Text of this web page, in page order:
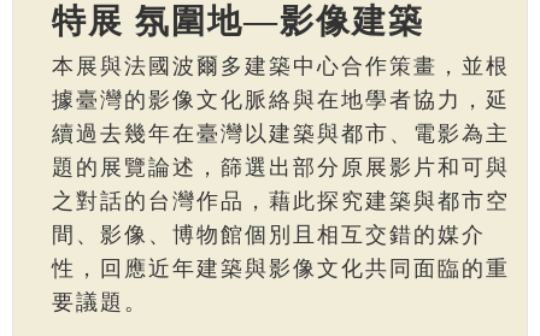
特展 氛圍地—影像建築
本展與法國波爾多建築中心合作策畫，並根
據臺灣的影像文化脈絡與在地學者協力，延
續過去幾年在臺灣以建築與都市、電影為主
題的展覽論述，篩選出部分原展影片和可與
之對話的台灣作品，藉此探究建築與都市空
間、影像、博物館個別且相互交錯的媒介
性，回應近年建築與影像文化共同面臨的重
要議題。